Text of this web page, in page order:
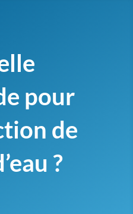
pour
de
?